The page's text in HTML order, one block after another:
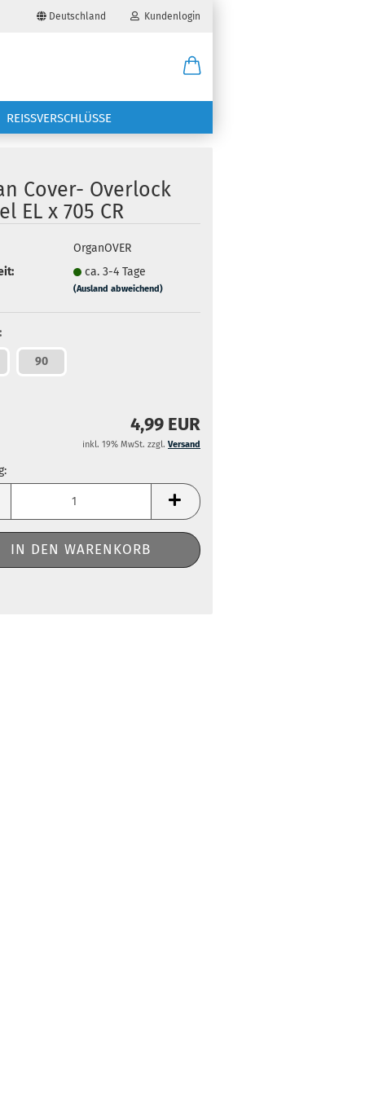
Deutschland Kundenlogin
vergessen?
REISSVERSCHLÜSSE
Cover- Overlock
EL x 705 CR
OrganOVER
ca. 3-4 Tage
(Ausland abweichend)
90
4,99 EUR
inkl. 19% MwSt. zzgl. Versand